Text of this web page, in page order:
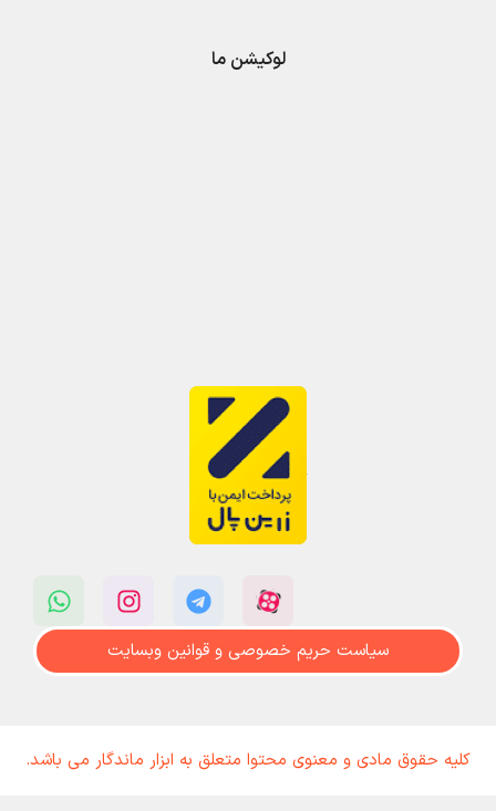
لوکیشن ما
سیاست حریم خصوصی و قوانین وبسایت
کلیه حقوق مادی و معنوی محتوا متعلق به ابزار ماندگار می باشد.